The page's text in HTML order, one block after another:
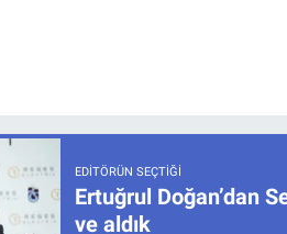
EDITÖRÜN SEÇTIĞI
Ertuğrul Doğan’dan
ve aldık